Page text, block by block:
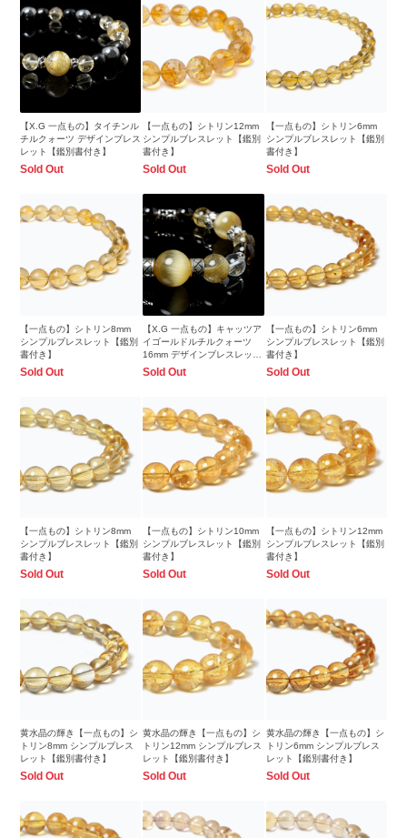
【X.G 一点もの】タイチンル
チルクォーツ デザインブレス
レット【鑑別書付き】
Sold Out
【一点もの】シトリン12mm
シンプルブレスレット【鑑別
書付き】
Sold Out
【一点もの】シトリン6mm
シンプルブレスレット【鑑別
書付き】
Sold Out
【一点もの】シトリン8mm
シンプルブレスレット【鑑別
書付き】
Sold Out
【X.G 一点もの】キャッツア
イゴールドルチルクォーツ
16mm デザインブレスレット
【鑑別書付き】
Sold Out
【一点もの】シトリン6mm
シンプルブレスレット【鑑別
書付き】
Sold Out
【一点もの】シトリン8mm
シンプルブレスレット【鑑別
書付き】
Sold Out
【一点もの】シトリン10mm
シンプルブレスレット【鑑別
書付き】
Sold Out
【一点もの】シトリン12mm
シンプルブレスレット【鑑別
書付き】
Sold Out
黄水晶の輝き【一点もの】シ
トリン8mm シンプルブレス
レット【鑑別書付き】
Sold Out
黄水晶の輝き【一点もの】シ
トリン12mm シンプルブレス
レット【鑑別書付き】
Sold Out
黄水晶の輝き【一点もの】シ
トリン6mm シンプルブレス
レット【鑑別書付き】
Sold Out